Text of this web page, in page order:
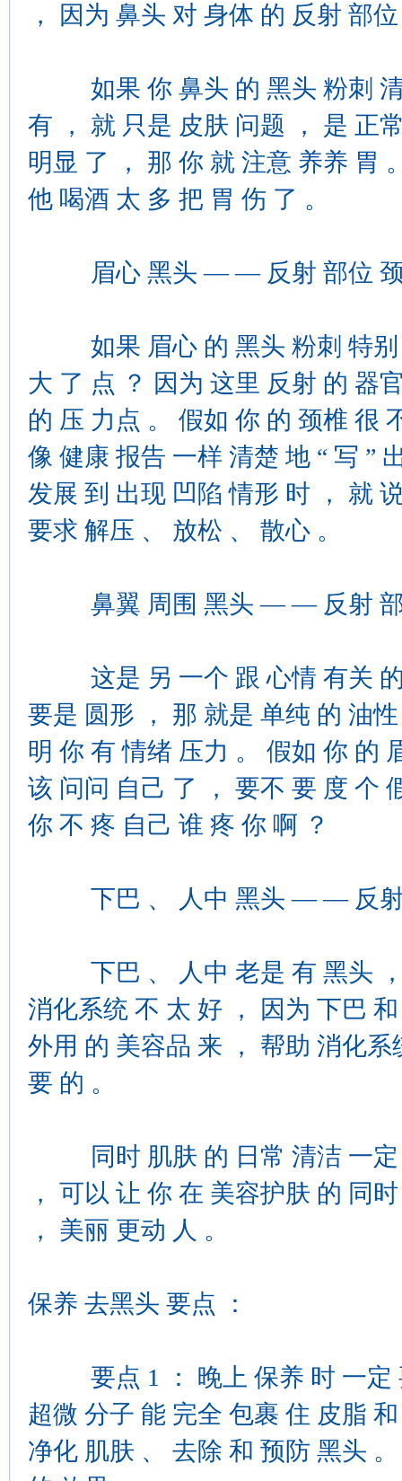
， 因为 鼻头 对 身体 的 反射 部
如果 你 鼻头 的 黑头 粉刺 清
有 ， 就 只是 皮肤 问题 ， 是 正
明显 了 ， 那 你 就 注意 养养 胃
他 喝酒 太 多 把 胃 伤 了 。
眉心 黑头 — — 反射 部位 颈
如果 眉心 的 黑头 粉刺 特别
大 了 点 ？ 因为 这里 反射 的 器
的 压 力点 。 假如 你 的 颈椎 很
像 健康 报告 一样 清楚 地 “ 写 ”
发展 到 出现 凹陷 情形 时 ， 就
要求 解压 、 放松 、 散心 。
鼻翼 周围 黑头 — — 反射 部
这是 另 一个 跟 心情 有关 的
要是 圆形 ， 那 就是 单纯 的 油
明 你 有 情绪 压力 。 假如 你 的
该 问问 自己 了 ， 要不 要 度 个
你 不 疼 自己 谁 疼 你 啊 ？
下巴 、 人中 黑头 — — 反射
下巴 、 人中 老是 有 黑头 ，
消化系统 不 太 好 ， 因为 下巴
外用 的 美容品 来 ， 帮助 消化
要 的 。
同时 肌肤 的 日常 清洁 一定
， 可以 让 你 在 美容护肤 的 同
， 美丽 更动 人 。
保养 去黑头 要点 ：
要点 1 ： 晚上 保养 时 一定
超微 分子 能 完全 包裹 住 皮脂
净化 肌肤 、 去除 和 预防 黑头